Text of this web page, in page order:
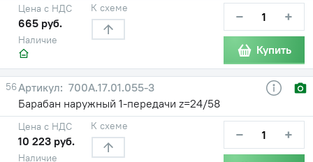
Наличие
Цена с НДС
665 руб.
К схеме − +
Купить
56
700А.17.01.055-3
Барабан наружный 1-передачи z=24/58
Наличие
Цена с НДС
10 223 руб.
К схеме − +